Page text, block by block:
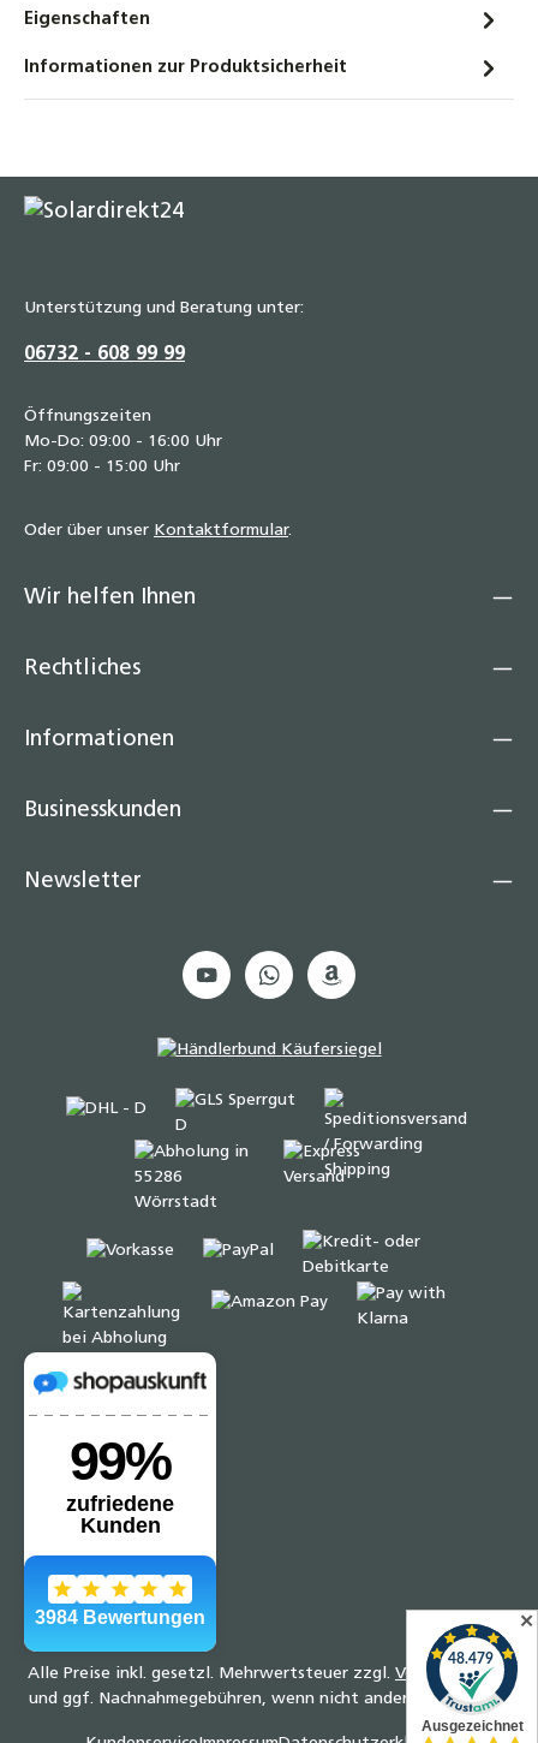
Eigenschaften
Informationen zur Produktsicherheit
Unterstützung und Beratung unter:
06732 - 608 99 99
Öffnungszeiten
Mo-Do: 09:00 - 16:00 Uhr
Fr: 09:00 - 15:00 Uhr
Oder über unser Kontaktformular.
Wir helfen Ihnen
Rechtliches
Informationen
Businesskunden
Newsletter
Alle Preise inkl. gesetzl. Mehrwertsteuer zzgl. Versandkosten
und ggf. Nachnahmegebühren, wenn nicht anders angegeben.
✕